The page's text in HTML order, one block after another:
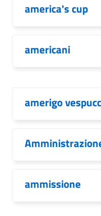
america's cup
americani
amerigo
ammissione